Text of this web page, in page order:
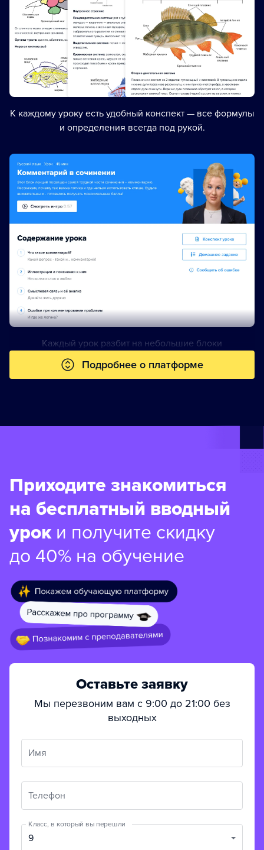
К каждому уроку есть удобный конспект — все формулы
и определения всегда под рукой.
Каждый урок разбит на небольшие блоки
Подробнее о платформе
Приходите знакомиться
на бесплатный вводный
уроки получите скидку
до 40% на обучение
Оставьте заявку
Мы перезвоним вам с 9:00 до 21:00 без
выходных
Имя
Телефон
Класс, в который вы перешли
9